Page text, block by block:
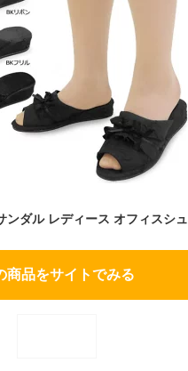
商品をサイトでみる